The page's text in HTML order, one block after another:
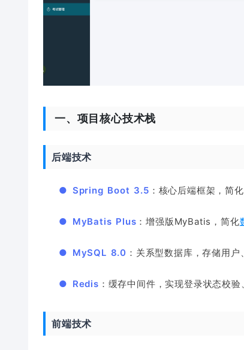
一、项目核心技术栈
后端技术
● Spring Boot 3.5 ：核心后端框架，简
● MyBatis Plus ：增强版MyBatis，简化
● MySQL 8.0 ：关系型数据库，存储用
● Redis ：缓存中间件，实现登录状态校验
前端技术